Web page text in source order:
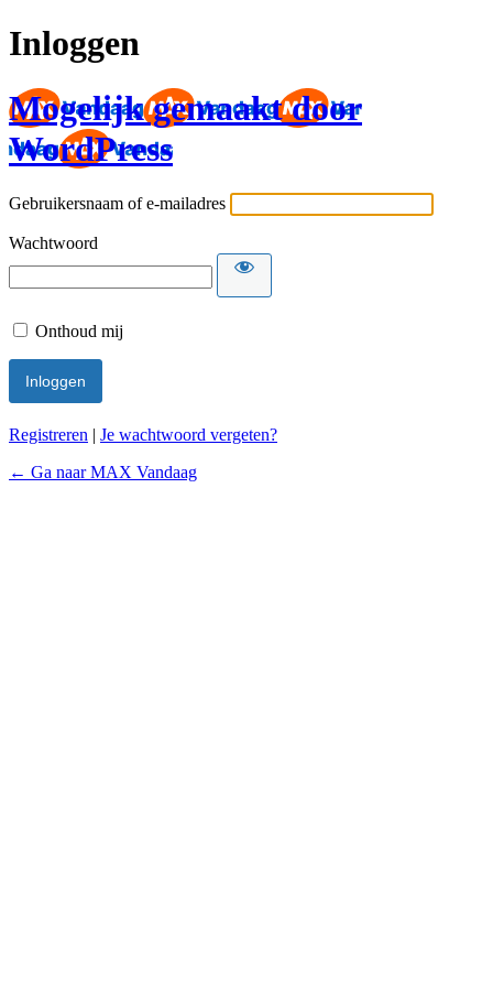
Inloggen
Mogelijk gemaakt door
WordPress
Gebruikersnaam of e-mailadres
Wachtwoord
Onthoud mij
Registreren | Je wachtwoord vergeten?
← Ga naar MAX Vandaag